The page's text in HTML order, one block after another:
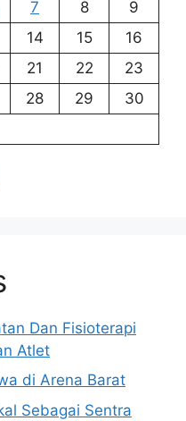
7 8
9
14 15
16
21 22
23
28 29
30
Dan Fisioterapi
Atlet
di Arena Barat
Sebagai Sentra